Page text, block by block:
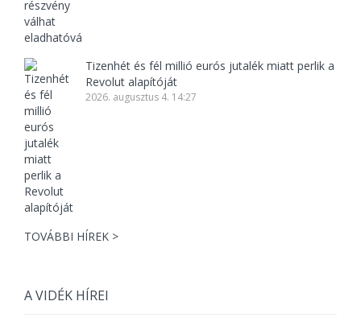
Tizenhét és fél millió eurós jutalék miatt perlik a
Revolut alapítóját
2026. augusztus 4. 14:27
TOVÁBBI HÍREK >
A VIDÉK HÍREI